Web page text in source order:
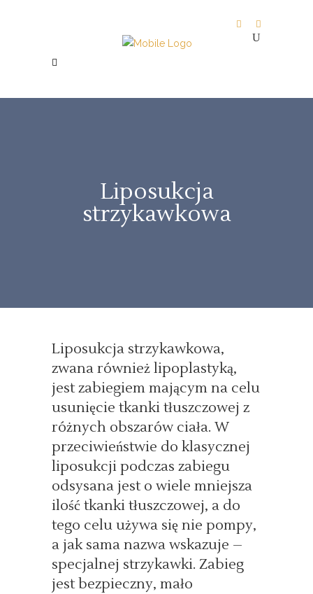
Liposukcja
strzykawkowa
Liposukcja strzykawkowa,
zwana również lipoplastyką,
jest zabiegiem mającym na celu
usunięcie tkanki tłuszczowej z
różnych obszarów ciała. W
przeciwieństwie do klasycznej
liposukcji podczas zabiegu
odsysana jest o wiele mniejsza
ilość tkanki tłuszczowej, a do
tego celu używa się nie pompy,
a jak sama nazwa wskazuje –
specjalnej strzykawki. Zabieg
jest bezpieczny, mało